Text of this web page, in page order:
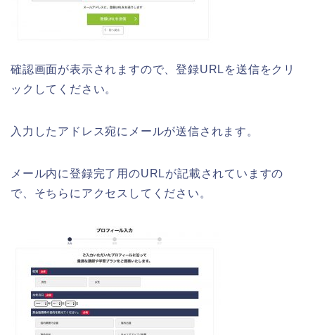
確認画面が表示されますので、登録URLを送信をクリ
ックしてください。
入力したアドレス宛にメールが送信されます。
メール内に登録完了用のURLが記載されていますの
で、そちらにアクセスしてください。